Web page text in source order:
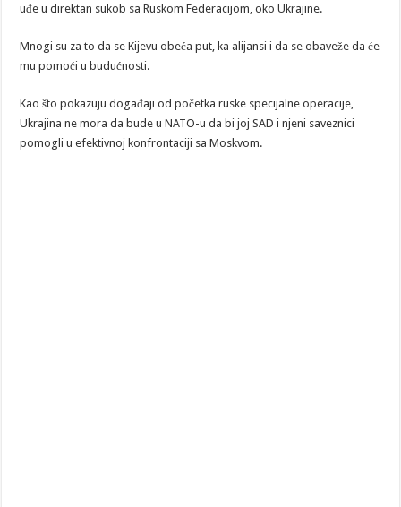
uđe u direktan sukob sa Ruskom Federacijom, oko Ukrajine.
Mnogi su za to da se Kijevu obeća put, ka alijansi i da se obaveže da će
mu pomoći u budućnosti.
Kao što pokazuju događaji od početka ruske specijalne operacije,
Ukrajina ne mora da bude u NATO-u da bi joj SAD i njeni saveznici
pomogli u efektivnoj konfrontaciji sa Moskvom.